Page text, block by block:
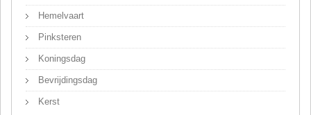
Hemelvaart
Pinksteren
Koningsdag
Bevrijdingsdag
Kerst